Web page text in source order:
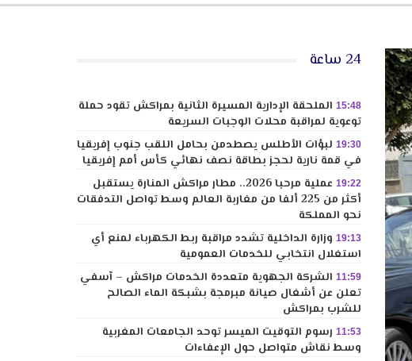
24 ساعة
15:48 الملحقة الإدارية المسيرة الثانية بمراكش تقود حملة
توعوية لمراقبة محلات الوجبات السريعة
19:30 لبؤات الأطلس يصطدمن بحامل اللقب جنوب إفريقيا
في قمة نارية لحجز بطاقة نصف نهائي كأس أمم إفريقيا
19:22
عملية مرحبا 2026.. مطار مراكش المنارة يستقبل
أكثر من 225 ألفا من مغاربة العالم وسط تواصل التدفقات
نحو المملكة
19:13 وزارة الداخلية تشدد مراقبة ربط الكهرباء لمنع أي
استغلال انتخابي للخدمات العمومية
11:59 الشركة الجهوية متعددة الخدمات مراكش – آسفي
تعلن عن أشغال صيانة مبرمجة بشبكة الماء الصالح
للشرب بمراكش
11:53 رسوم التوقيت الميسر توحد الجامعات المغربية
وسط نقاش متواصل حول الإعفاءات